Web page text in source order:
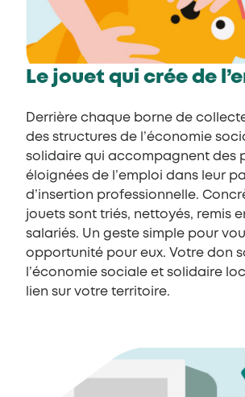
Le jouet qui crée de
Derrière chaque borne de
des structures de l’économie
solidaire qui accompagnent des
éloignées de l’emploi dans leur
d’insertion professionnelle.
jouets sont triés, nettoyés, remis
salariés. Un geste simple pour
opportunité pour eux. Votre don
l’économie sociale et solidaire
lien sur votre territoire.